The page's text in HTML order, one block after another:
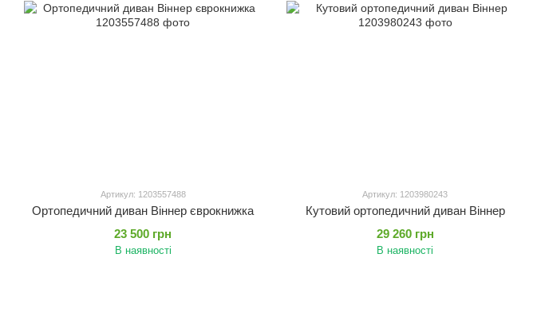
Артикул: 1203557488
Ортопедичний диван Віннер єврокнижка
23 500 грн
В наявності
Артикул: 1203980243
Кутовий ортопедичний диван Віннер
29 260 грн
В наявності